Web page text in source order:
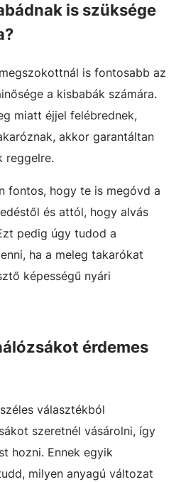
is szüksége
is fontosabb az
a kisbabák számára.
miatt éjjel felébrednek,
akkor garantáltan
reggelre.
fontos, hogy te is megóvd a
és attól, hogy alvás
pedig úgy tudod a
ha a meleg takarókat
képességű nyári
érdemes
választékból
szeretnél vásárolni, így
hozni. Ennek egyik
milyen anyagú változat